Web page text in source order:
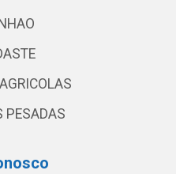
PESADAS